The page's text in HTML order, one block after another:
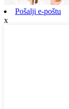
Pošalji e-poštu
x